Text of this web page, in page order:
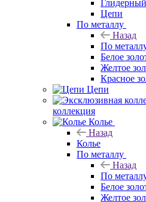
Глидерный
Цепи
По металлу
Назад
По
Белое
Желтое
Красное
Цепи
коллекция
Колье
Назад
Колье
По металлу
Назад
По
Белое
Желтое